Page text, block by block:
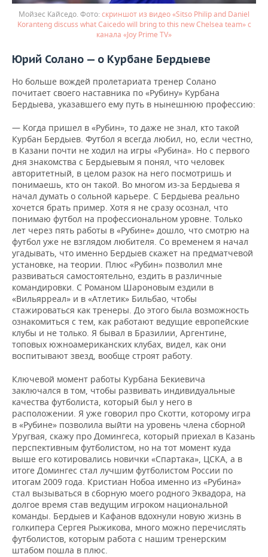
Мойзес Кайседо.
скриншот из видео «Sitso Philip and Daniel
Koranteng discuss what Caicedo will bring to this new Chelsea team» с
канала «Joy Prime TV»
Юрий Солано — о Курбане Бердыеве
Но больше вождей пролетариата тренер Солано
почитает своего наставника по «Рубину» Курбана
Бердыева, указавшего ему путь в нынешнюю профессию:
— Когда пришел в «Рубин», то даже не знал, кто такой
Курбан Бердыев. Футбол я всегда любил, но, если честно,
в Казани почти не ходил на игры «Рубина». Но с первого
дня знакомства с Бердыевым я понял, что человек
авторитетный, в целом разок на него посмотришь и
понимаешь, кто он такой. Во многом из-за Бердыева я
начал думать о сольной карьере. С Бердыева реально
хочется брать пример. Хотя я не сразу осознал, что
понимаю футбол на профессиональном уровне. Только
лет через пять работы в «Рубине» дошло, что смотрю на
футбол уже не взглядом любителя. Со временем я начал
угадывать, что именно Бердыев скажет на предматчевой
установке, на теории. Плюс «Рубин» позволил мне
развиваться самостоятельно, ездить в различные
командировки. С Романом Шароновым ездили в
«Вильярреал» и в «Атлетик» Бильбао, чтобы
стажироваться как тренеры. До этого была возможность
ознакомиться с тем, как работают ведущие европейские
клубы и не только. Я бывал в Бразилии, Аргентине,
топовых южноамериканских клубах, видел, как они
воспитывают звезд, вообще строят работу.
Ключевой момент работы Курбана Бекиевича
заключался в том, чтобы развивать индивидуальные
качества футболиста, который был у него в
расположении. Я уже говорил про Скотти, которому игра
в «Рубине» позволила выйти на уровень члена сборной
Уругвая, скажу про Домингеса, который приехал в Казань
перспективным футболистом, но на тот момент куда
выше его котировались новички «Спартака», ЦСКА, а в
итоге Домингес стал лучшим футболистом России по
итогам 2009 года. Кристиан Нобоа именно из «Рубина»
стал вызываться в сборную моего родного Эквадора, на
долгое время став ведущим игроком национальной
команды. Бердыев и Кафанов вдохнули новую жизнь в
голкипера Сергея Рыжикова, много можно перечислять
футболистов, которым работа с нашим тренерским
штабом пошла в плюс.